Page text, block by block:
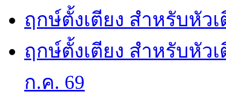
ฤกษ์ตั้งเตียง สำหรับหัว
ฤกษ์ตั้งเตียง สำหรับหัว
ก.ค. 69